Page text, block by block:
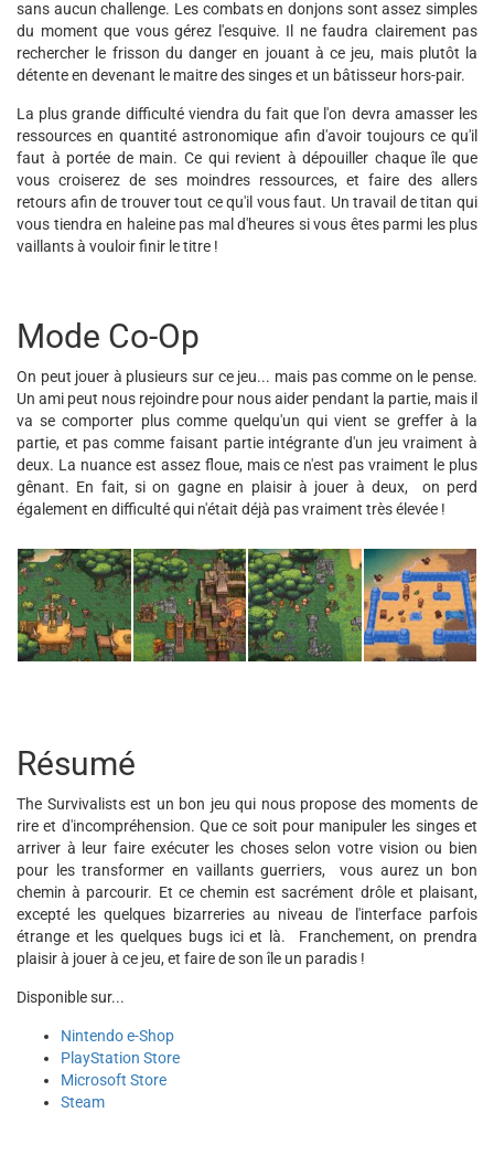
sans aucun challenge. Les combats en donjons sont assez simples
du moment que vous gérez l'esquive. Il ne faudra clairement pas
rechercher le frisson du danger en jouant à ce jeu, mais plutôt la
détente en devenant le maitre des singes et un bâtisseur hors-pair.
La plus grande difficulté viendra du fait que l'on devra amasser les
ressources en quantité astronomique afin d'avoir toujours ce qu'il
faut à portée de main. Ce qui revient à dépouiller chaque île que
vous croiserez de ses moindres ressources, et faire des allers
retours afin de trouver tout ce qu'il vous faut. Un travail de titan qui
vous tiendra en haleine pas mal d'heures si vous êtes parmi les plus
vaillants à vouloir finir le titre !
Mode Co-Op
On peut jouer à plusieurs sur ce jeu... mais pas comme on le pense.
Un ami peut nous rejoindre pour nous aider pendant la partie, mais il
va se comporter plus comme quelqu'un qui vient se greffer à la
partie, et pas comme faisant partie intégrante d'un jeu vraiment à
deux. La nuance est assez floue, mais ce n'est pas vraiment le plus
gênant. En fait, si on gagne en plaisir à jouer à deux, on perd
également en difficulté qui n'était déjà pas vraiment très élevée !
Résumé
The Survivalists est un bon jeu qui nous propose des moments de
rire et d'incompréhension. Que ce soit pour manipuler les singes et
arriver à leur faire exécuter les choses selon votre vision ou bien
pour les transformer en vaillants guerriers, vous aurez un bon
chemin à parcourir. Et ce chemin est sacrément drôle et plaisant,
excepté les quelques bizarreries au niveau de l'interface parfois
étrange et les quelques bugs ici et là. Franchement, on prendra
plaisir à jouer à ce jeu, et faire de son île un paradis !
Disponible sur...
Nintendo e-Shop
PlayStation Store
Microsoft Store
Steam